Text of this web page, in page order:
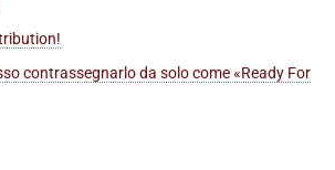
contrassegnarlo da solo come «Ready For